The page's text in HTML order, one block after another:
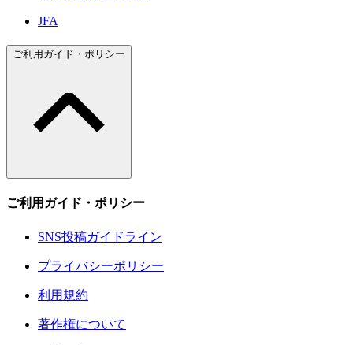
JFA
ご利用ガイド・ポリシー
ご利用ガイド・ポリシー
SNS投稿ガイドライン
プライバシーポリシー
利用規約
著作権について